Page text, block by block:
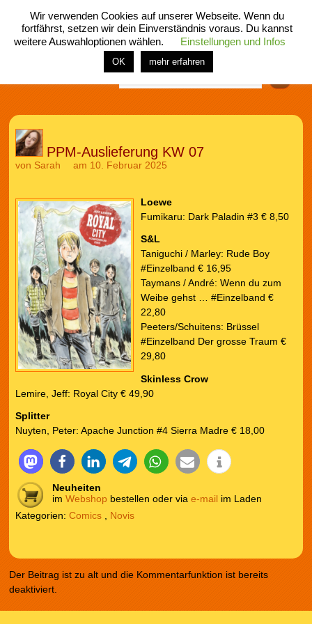
menü
home rubrik buch comic spiel fotos shop
PPM-Auslieferung KW 07
von Sarah am 10. Februar 2025
Loewe
Fumikaru: Dark Paladin #3 € 8,50
S&L
Taniguchi / Marley: Rude Boy
#Einzelband € 16,95
Taymans / André: Wenn du zum
Weibe gehst … #Einzelband €
22,80
Peeters/Schuitens: Brüssel
#Einzelband Der grosse Traum €
29,80
Skinless Crow
Lemire, Jeff: Royal City € 49,90
Splitter
Nuyten, Peter: Apache Junction #4 Sierra Madre € 18,00
Neuheiten
im Webshop bestellen oder via e-mail im Laden
Kategorien: Comics, Novis
Der Beitrag ist zu alt und die Kommentarfunktion ist bereits
deaktiviert.
Wir verwenden Cookies auf unserer Webseite. Wenn du
fortfährst, setzen wir dein Einverständnis voraus. Du kannst
weitere Auswahloptionen wählen.
Einstellungen und Infos
OK mehr erfahren